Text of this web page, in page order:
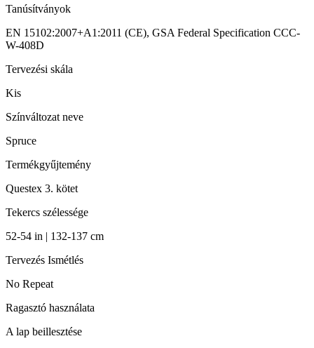
Tanúsítványok
EN 15102:2007+A1:2011 (CE), GSA Federal Specification CCC-
W-408D
Tervezési skála
Kis
Színváltozat neve
Spruce
Termékgyűjtemény
Questex 3. kötet
Tekercs szélessége
52-54 in | 132-137 cm
Tervezés Ismétlés
No Repeat
Ragasztó használata
A lap beillesztése